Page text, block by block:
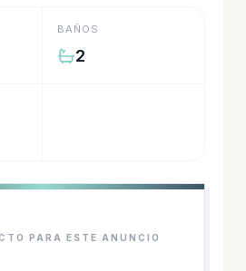
BAÑOS
2
PARA ESTE ANUNCIO